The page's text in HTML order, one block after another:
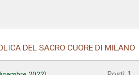
DEL SACRO CUORE DI MILANO